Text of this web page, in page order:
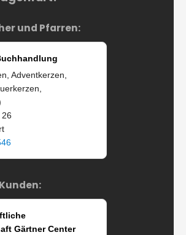
und Pfarren:
Adventkerzen,
Gärtner Center